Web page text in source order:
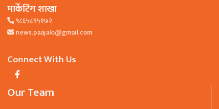
मार्केटिंग शाखा
९८६५८९५१७२
news.paajalo@gmail.com
Connect With Us
Our Team